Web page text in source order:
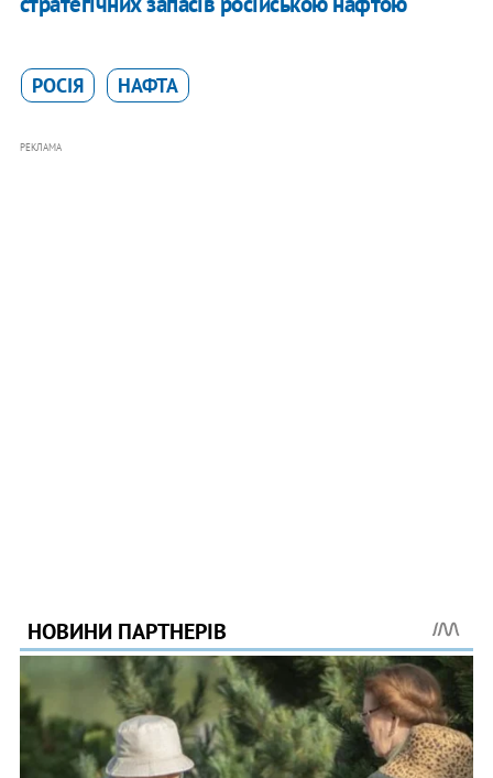
РОСІЯ НАФТА
РЕКЛАМА